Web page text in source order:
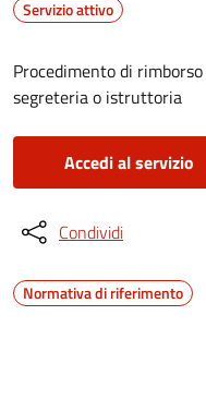
Servizio attivo
Procedimento di
segreteria o istruttoria
Accedi al servizio
Condividi
Normativa di riferimento